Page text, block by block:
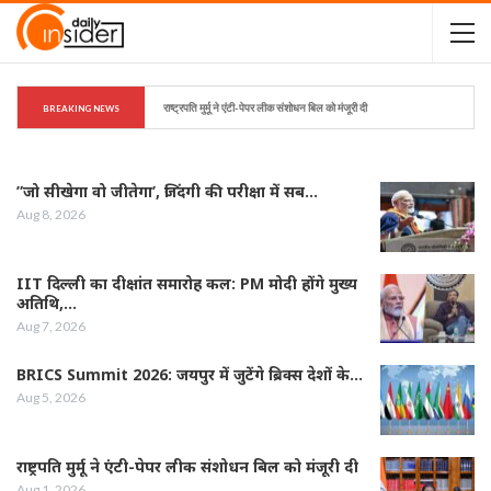
BREAKING NEWS राष्ट्रपति मुर्मू ने एंटी-पेपर लीक संशोधन बिल को मंजूरी दी
”जो सीखेगा वो जीतेगा’, जिंदगी की परीक्षा में सब…
Aug 8, 2026
IIT दिल्ली का दीक्षांत समारोह कल: PM मोदी होंगे मुख्य
अतिथि,…
Aug 7, 2026
BRICS Summit 2026: जयपुर में जुटेंगे ब्रिक्स देशों के…
Aug 5, 2026
राष्ट्रपति मुर्मू ने एंटी-पेपर लीक संशोधन बिल को मंजूरी दी